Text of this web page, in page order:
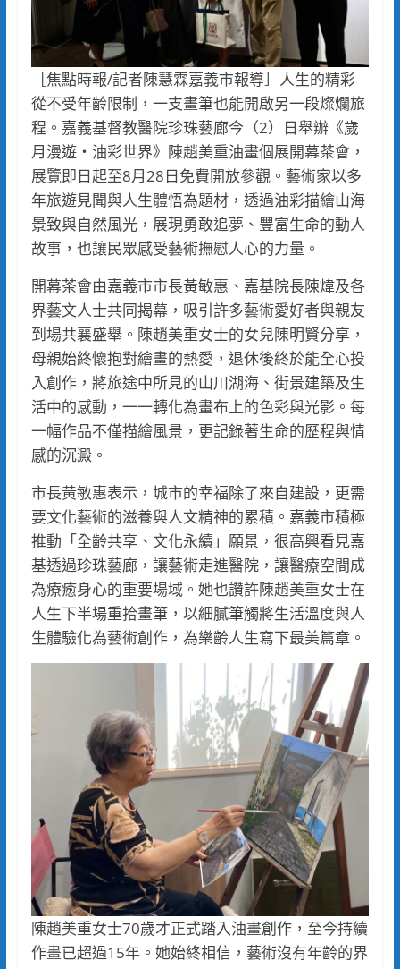
［焦點時報/記者陳慧霖嘉義市報導］人生的精彩
從不受年齡限制，一支畫筆也能開啟另一段燦爛旅
程。嘉義基督教醫院珍珠藝廊今（2）日舉辦《歲
月漫遊・油彩世界》陳趙美重油畫個展開幕茶會，
展覽即日起至8月28日免費開放參觀。藝術家以多
年旅遊見聞與人生體悟為題材，透過油彩描繪山海
景致與自然風光，展現勇敢追夢、豐富生命的動人
故事，也讓民眾感受藝術撫慰人心的力量。
開幕茶會由嘉義市市長黃敏惠、嘉基院長陳煒及各
界藝文人士共同揭幕，吸引許多藝術愛好者與親友
到場共襄盛舉。陳趙美重女士的女兒陳明賢分享，
母親始終懷抱對繪畫的熱愛，退休後終於能全心投
入創作，將旅途中所見的山川湖海、街景建築及生
活中的感動，一一轉化為畫布上的色彩與光影。每
一幅作品不僅描繪風景，更記錄著生命的歷程與情
感的沉澱。
市長黃敏惠表示，城市的幸福除了來自建設，更需
要文化藝術的滋養與人文精神的累積。嘉義市積極
推動「全齡共享、文化永續」願景，很高興看見嘉
基透過珍珠藝廊，讓藝術走進醫院，讓醫療空間成
為療癒身心的重要場域。她也讚許陳趙美重女士在
人生下半場重拾畫筆，以細膩筆觸將生活溫度與人
生體驗化為藝術創作，為樂齡人生寫下最美篇章。
陳趙美重女士70歲才正式踏入油畫創作，至今持續
作畫已超過15年。她始終相信，藝術沒有年齡的界